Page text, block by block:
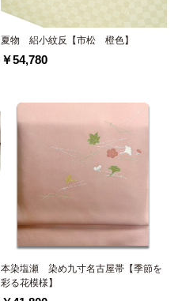
夏物 絽小紋反【市松 橙色】
￥54,780
本染塩瀬 染め九寸名古屋帯【季節を
彩る花模様】